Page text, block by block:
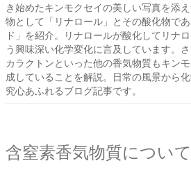
き始めたキンモクセイの美しい写真を添
物として「リナロール」とその酸化物で
ド」を紹介。リナロールが酸化してリナ
う興味深い化学変化に言及しています。
カラクトンといった他の香気物質もキン
成していることを解説。日常の風景から
究心あふれるブログ記事です。
含窒素香気物質について